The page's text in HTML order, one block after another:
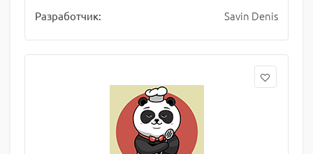
Разработчик: Savin Denis